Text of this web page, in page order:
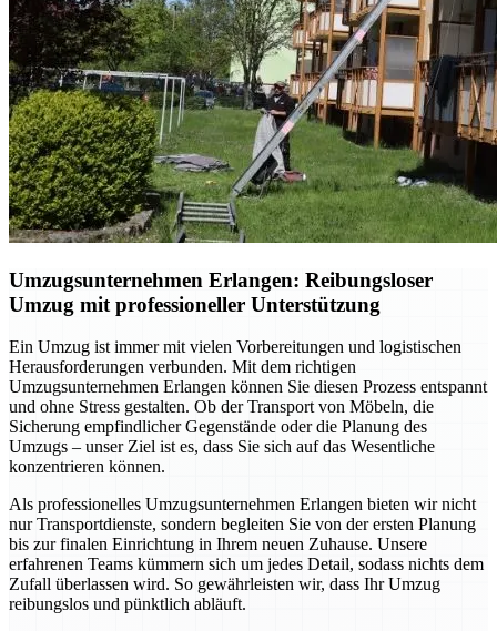
Umzugsunternehmen Erlangen: Reibungsloser
Umzug mit professioneller Unterstützung
Ein Umzug ist immer mit vielen Vorbereitungen und logistischen
Herausforderungen verbunden. Mit dem richtigen
Umzugsunternehmen Erlangen können Sie diesen Prozess entspannt
und ohne Stress gestalten. Ob der Transport von Möbeln, die
Sicherung empfindlicher Gegenstände oder die Planung des
Umzugs – unser Ziel ist es, dass Sie sich auf das Wesentliche
konzentrieren können.
Als professionelles Umzugsunternehmen Erlangen bieten wir nicht
nur Transportdienste, sondern begleiten Sie von der ersten Planung
bis zur finalen Einrichtung in Ihrem neuen Zuhause. Unsere
erfahrenen Teams kümmern sich um jedes Detail, sodass nichts dem
Zufall überlassen wird. So gewährleisten wir, dass Ihr Umzug
reibungslos und pünktlich abläuft.